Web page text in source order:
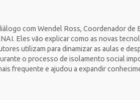
com Wendel Ross, Coordenador de
Eles vão explicar como as novas
utilizam para dinamizar as aulas e
o processo de isolamento social
frequente e ajudou a expandir